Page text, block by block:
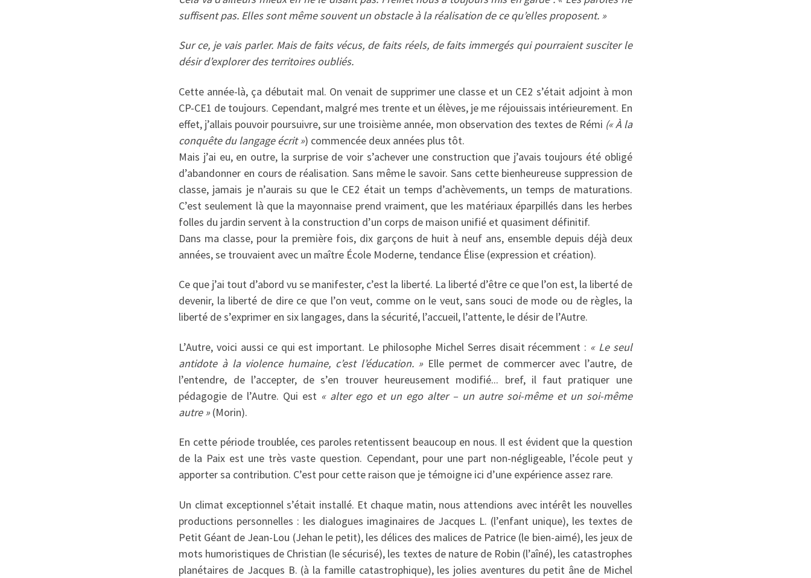
suffisent pas. Elles sont même souvent un obstacle à la réalisation de ce qu’elles proposent. »
Sur ce, je vais parler. Mais de faits vécus, de faits réels, de faits immergés qui pourraient susciter le
désir d’explorer des territoires oubliés.
Cette année-là, ça débutait mal. On venait de supprimer une classe et un CE2 s’était adjoint à mon
CP-CE1 de toujours. Cependant, malgré mes trente et un élèves, je me réjouissais intérieurement. En
effet, j’allais pouvoir poursuivre, sur une troisième année, mon observation des textes de Rémi (« À la
conquête du langage écrit ») commencée deux années plus tôt.
Mais j’ai eu, en outre, la surprise de voir s’achever une construction que j’avais toujours été obligé
d’abandonner en cours de réalisation. Sans même le savoir. Sans cette bienheureuse suppression de
classe, jamais je n’aurais su que le CE2 était un temps d’achèvements, un temps de maturations.
C’est seulement là que la mayonnaise prend vraiment, que les matériaux éparpillés dans les herbes
folles du jardin servent à la construction d’un corps de maison unifié et quasiment définitif.
Dans ma classe, pour la première fois, dix garçons de huit à neuf ans, ensemble depuis déjà deux
années, se trouvaient avec un maître École Moderne, tendance Élise (expression et création).
Ce que j’ai tout d’abord vu se manifester, c’est la liberté. La liberté d’être ce que l’on est, la liberté de
devenir, la liberté de dire ce que l’on veut, comme on le veut, sans souci de mode ou de règles, la
liberté de s’exprimer en six langages, dans la sécurité, l’accueil, l’attente, le désir de l’Autre.
L’Autre, voici aussi ce qui est important. Le philosophe Michel Serres disait récemment : « Le seul
antidote à la violence humaine, c’est l’éducation. » Elle permet de commercer avec l’autre, de
l’entendre, de l’accepter, de s’en trouver heureusement modifié... bref, il faut pratiquer une
pédagogie de l’Autre. Qui est « alter ego et un ego alter – un autre soi-même et un soi-même
autre » (Morin).
En cette période troublée, ces paroles retentissent beaucoup en nous. Il est évident que la question
de la Paix est une très vaste question. Cependant, pour une part non-négligeable, l’école peut y
apporter sa contribution. C’est pour cette raison que je témoigne ici d’une expérience assez rare.
Un climat exceptionnel s’était installé. Et chaque matin, nous attendions avec intérêt les nouvelles
productions personnelles : les dialogues imaginaires de Jacques L. (l’enfant unique), les textes de
Petit Géant de Jean-Lou (Jehan le petit), les délices des malices de Patrice (le bien-aimé), les jeux de
mots humoristiques de Christian (le sécurisé), les textes de nature de Robin (l’aîné), les catastrophes
planétaires de Jacques B. (à la famille catastrophique), les jolies aventures du petit âne de Michel